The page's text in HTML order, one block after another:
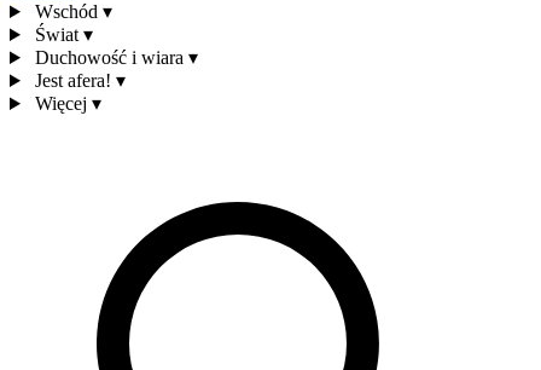
Wschód ▾
Świat ▾
Duchowość i wiara ▾
Jest afera! ▾
Więcej ▾